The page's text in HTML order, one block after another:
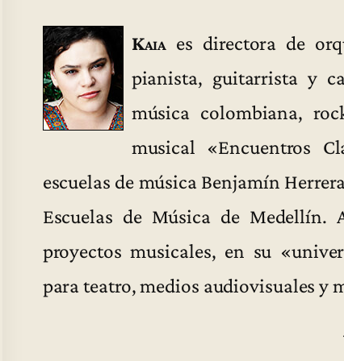
Kaia es directora de
pianista, guitarrista y
música colombiana,
musical «Encuentros
escuelas de música Benjamín
Escuelas de Música de Medellín.
proyectos musicales, en su
para teatro, medios audiovisuales y